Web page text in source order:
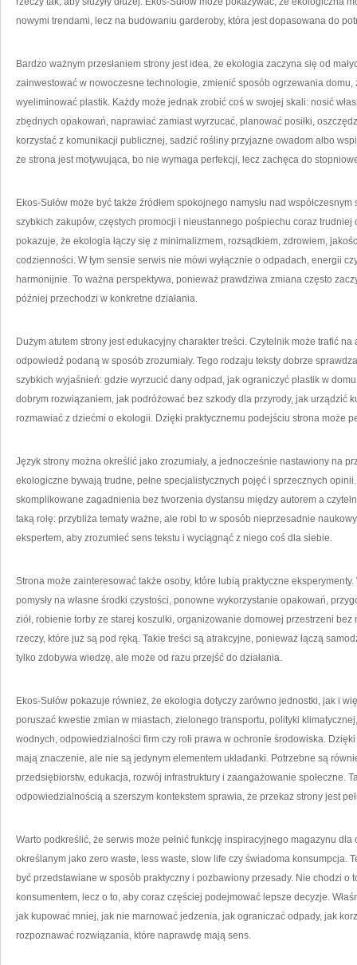
nowymi trendami, lecz na budowaniu garderoby, która jest dopasowana do
Bardzo ważnym przesłaniem strony jest idea, że ekologia zaczyna się od
zainwestować w nowoczesne technologie, zmienić sposób ogrzewania domu,
wyeliminować plastik. Każdy może jednak zrobić coś w swojej skali: nosić
zbędnych opakowań, naprawiać zamiast wyrzucać, planować posiłki,
korzystać z komunikacji publicznej, sadzić rośliny przyjazne owadom albo
że strona jest motywująca, bo nie wymaga perfekcji, lecz zachęca do
Ekos-Sułów może być także źródłem spokojnego namysłu nad
szybkich zakupów, częstych promocji i nieustannego pośpiechu coraz
pokazuje, że ekologia łączy się z minimalizmem, rozsądkiem, zdrowiem,
codzienności. W tym sensie serwis nie mówi wyłącznie o odpadach, energii
harmonijnie. To ważna perspektywa, ponieważ prawdziwa zmiana często
później przechodzi w konkretne działania.
Dużym atutem strony jest edukacyjny charakter treści. Czytelnik może trafić na
odpowiedź podaną w sposób zrozumiały. Tego rodzaju teksty dobrze
szybkich wyjaśnień: gdzie wyrzucić dany odpad, jak ograniczyć plastik w
dobrym rozwiązaniem, jak podróżować bez szkody dla przyrody, jak urządzić
rozmawiać z dziećmi o ekologii. Dzięki praktycznemu podejściu strona może
Język strony można określić jako zrozumiały, a jednocześnie nastawiony na
ekologiczne bywają trudne, pełne specjalistycznych pojęć i sprzecznych
skomplikowane zagadnienia bez tworzenia dystansu między autorem a
taką rolę: przybliża tematy ważne, ale robi to w sposób nieprzesadnie
ekspertem, aby zrozumieć sens tekstu i wyciągnąć z niego coś dla siebie.
Strona może zainteresować także osoby, które lubią praktyczne
pomysły na własne środki czystości, ponowne wykorzystanie opakowań,
ziół, robienie torby ze starej koszulki, organizowanie domowej przestrzeni
rzeczy, które już są pod ręką. Takie treści są atrakcyjne, ponieważ łączą
tylko zdobywa wiedzę, ale może od razu przejść do działania.
Ekos-Sułów pokazuje również, że ekologia dotyczy zarówno jednostki, jak i
poruszać kwestie zmian w miastach, zielonego transportu, polityki
wodnych, odpowiedzialności firm czy roli prawa w ochronie środowiska.
mają znaczenie, ale nie są jedynym elementem układanki. Potrzebne są
przedsiębiorstw, edukacja, rozwój infrastruktury i zaangażowanie społeczne.
odpowiedzialnością a szerszym kontekstem sprawia, że przekaz strony jest
Warto podkreślić, że serwis może pełnić funkcję inspiracyjnego magazynu
określanym jako zero waste, less waste, slow life czy świadoma konsumpcja.
być przedstawiane w sposób praktyczny i pozbawiony przesady. Nie chodzi o
konsumentem, lecz o to, aby coraz częściej podejmować lepsze decyzje.
jak kupować mniej, jak nie marnować jedzenia, jak ograniczać odpady, jak
rozpoznawać rozwiązania, które naprawdę mają sens.